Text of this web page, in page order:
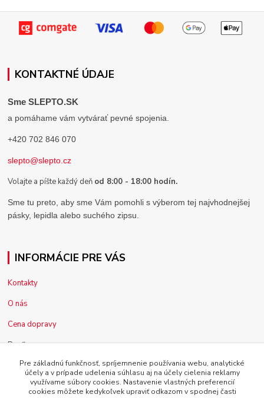
KONTAKTNÉ ÚDAJE
Sme SLEPTO.SK
a pomáhame vám vytvárať pevné spojenia.
+420 702 846 070
slepto@slepto.cz
Volajte a píšte každý deň od 8:00 - 18:00 hodín.
Sme tu preto, aby sme Vám pomohli s výberom tej najvhodnejšej
pásky, lepidla alebo suchého zipsu.
INFORMÁCIE PRE VÁS
Kontakty
O nás
Cena dopravy
Pre firmy
Reklamácia tovaru
Obchodné podmienky
Pre základnú funkčnosť, spríjemnenie používania webu, analytické
účely a v prípade udelenia súhlasu aj na účely cielenia reklamy
využívame súbory cookies. Nastavenie vlastných preferencií
cookies môžete kedykoľvek upraviť odkazom v spodnej časti